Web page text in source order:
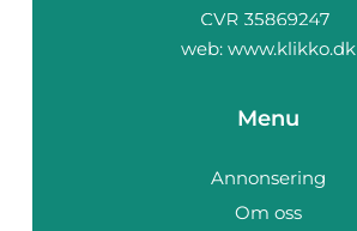
web: www.klikko.dk
Menu
Annonsering
Om oss